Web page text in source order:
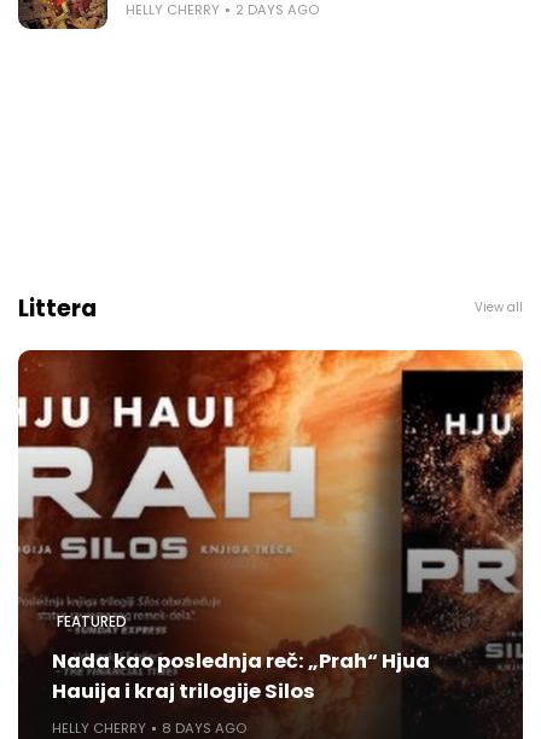
HELLY CHERRY 2 DAYS AGO
Littera View all
FEATURED
Nada kao poslednja reč: „Prah“ Hjua
Hauija i kraj trilogije Silos
HELLY CHERRY 8 DAYS AGO